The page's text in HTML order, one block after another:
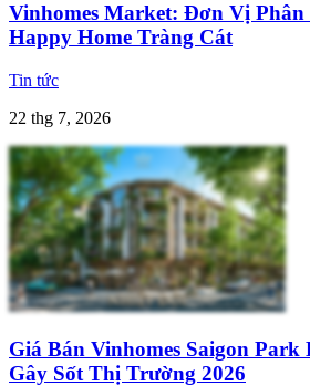
Vinhomes Market: Đơn Vị Phân
Happy Home Tràng Cát
Tin tức
22 thg 7, 2026
Giá Bán Vinhomes Saigon
Gây Sốt Thị Trường 2026